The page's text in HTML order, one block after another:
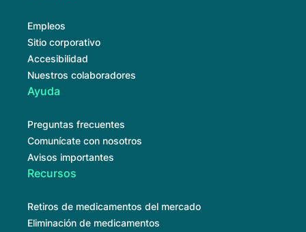
Empleos
Sitio corporativo
Accesibilidad
Nuestros colaboradores
Ayuda
Preguntas frecuentes
Comunícate con nosotros
Avisos importantes
Recursos
Retiros de medicamentos del mercado
Eliminación de medicamentos